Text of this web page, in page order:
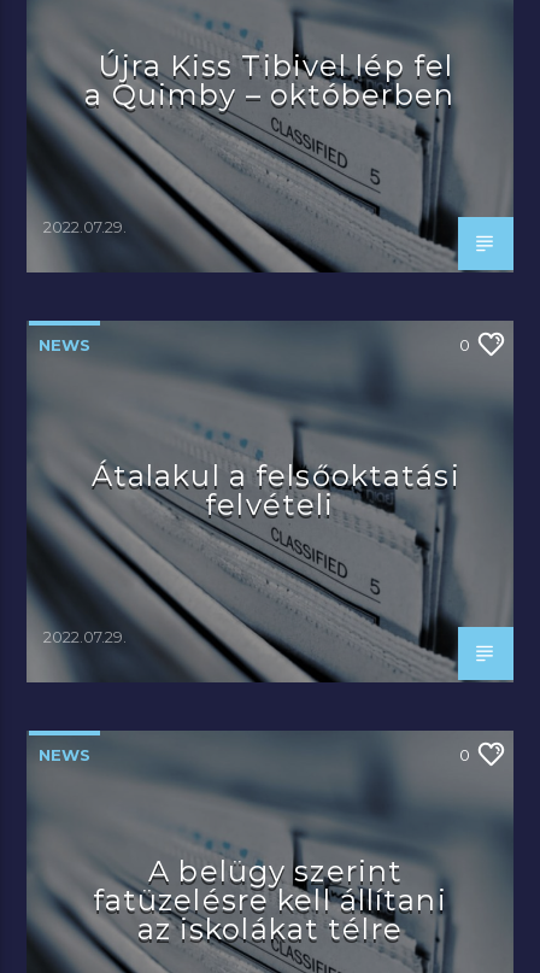
Újra Kiss Tibivel lép fel
a Quimby – októberben
2022.07.29.
NEWS 0
Átalakul a felsőoktatási
felvételi
2022.07.29.
NEWS 0
A belügy szerint
fatüzelésre kell állítani
az iskolákat télre